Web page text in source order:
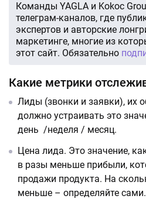
Команды YAGLA и Kokoc
телеграм-каналов, где
экспертов и авторские
маркетинге, многие из
этот сайт. Обязательно
Какие метрики
Лиды (звонки и заявки), их
должно устраивать это
день /неделя / месяц.
Цена лида. Это значение,
в разы меньше прибыли,
продажи продукта. На
меньше – определяйте сами.